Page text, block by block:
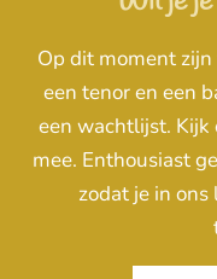
Op dit moment
een tenor en een
een wachtlijst.
mee. Enthousiast
zodat je in